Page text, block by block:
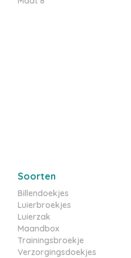
Soorten
Billendoekjes
Luierbroekjes
Luierzak
Maandbox
Trainingsbroekje
Verzorgingsdoekjes